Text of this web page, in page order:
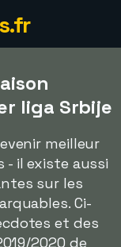
liga Srbije
meilleur
il existe aussi
sur les
Ci-
et des
2020 de